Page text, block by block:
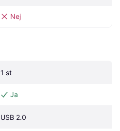
Nej
1 st
Ja
USB 2.0